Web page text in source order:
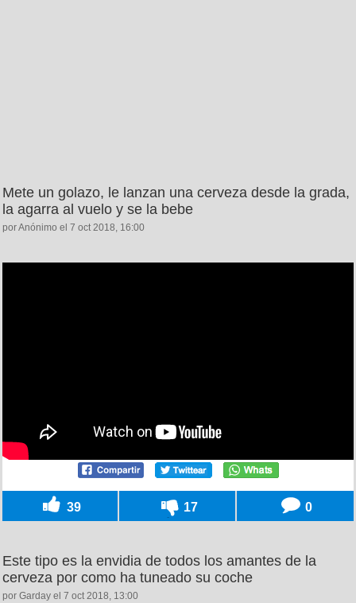
Mete un golazo, le lanzan una cerveza desde la grada,
la agarra al vuelo y se la bebe
por Anónimo el 7 oct 2018, 16:00
39 17 0
Este tipo es la envidia de todos los amantes de la
cerveza por como ha tuneado su coche
por Garday el 7 oct 2018, 13:00